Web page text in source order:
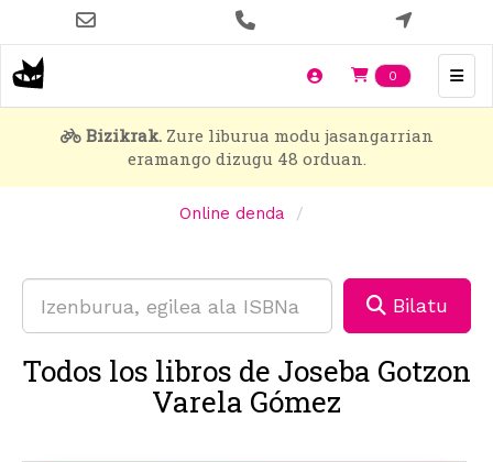
main
content
0 Items en
Bizikrak.Zure liburua modu jasangarrian
eramango dizugu 48 orduan.
Online denda
Bilatu
Todos los libros de Joseba Gotzon
Varela Gómez